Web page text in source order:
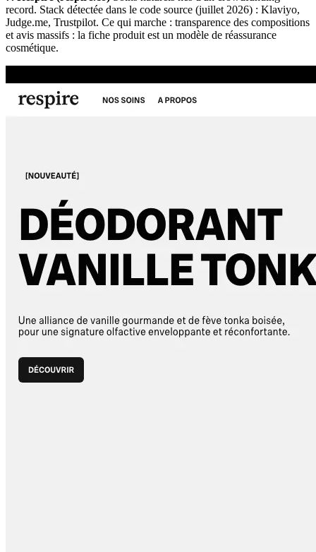
record. Stack détectée dans le code source (juillet 2026) : Klaviyo,
Judge.me, Trustpilot. Ce qui marche : transparence des compositions
et avis massifs : la fiche produit est un modèle de réassurance
cosmétique.